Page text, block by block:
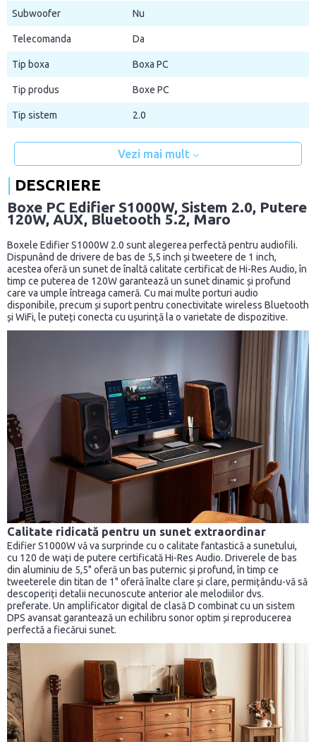
Subwoofer Nu
Telecomanda Da
Tip boxa Boxa PC
Tip produs Boxe PC
Tip sistem 2.0
Vezi mai mult
DESCRIERE
Boxe PC Edifier S1000W, Sistem 2.0, Putere
120W, AUX, Bluetooth 5.2, Maro
Boxele Edifier S1000W 2.0 sunt alegerea perfectă pentru audiofili.
Dispunând de drivere de bas de 5,5 inch și tweetere de 1 inch,
acestea oferă un sunet de înaltă calitate certificat de Hi-Res Audio, în
timp ce puterea de 120W garantează un sunet dinamic și profund
care va umple întreaga cameră. Cu mai multe porturi audio
disponibile, precum și suport pentru conectivitate wireless Bluetooth
și WiFi, le puteți conecta cu ușurință la o varietate de dispozitive.
Calitate ridicată pentru un sunet extraordinar
Edifier S1000W vă va surprinde cu o calitate fantastică a sunetului,
cu 120 de wați de putere certificată Hi-Res Audio. Driverele de bas
din aluminiu de 5,5" oferă un bas puternic și profund, în timp ce
tweeterele din titan de 1" oferă înalte clare și clare, permițându-vă să
descoperiți detalii necunoscute anterior ale melodiilor dvs.
preferate. Un amplificator digital de clasă D combinat cu un sistem
DPS avansat garantează un echilibru sonor optim și reproducerea
perfectă a fiecărui sunet.